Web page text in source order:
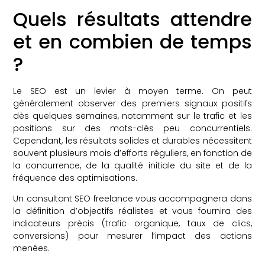
Quels résultats attendre
et en combien de temps
?
Le SEO est un levier à moyen terme. On peut
généralement observer des premiers signaux positifs
dès quelques semaines, notamment sur le trafic et les
positions sur des mots-clés peu concurrentiels.
Cependant, les résultats solides et durables nécessitent
souvent plusieurs mois d’efforts réguliers, en fonction de
la concurrence, de la qualité initiale du site et de la
fréquence des optimisations.
Un consultant SEO freelance vous accompagnera dans
la définition d’objectifs réalistes et vous fournira des
indicateurs précis (trafic organique, taux de clics,
conversions) pour mesurer l’impact des actions
menées.